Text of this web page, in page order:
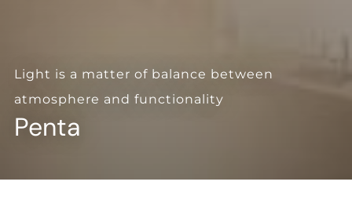
Light is a matter of balance between
atmosphere and functionality
Penta